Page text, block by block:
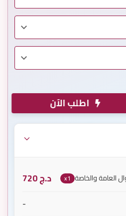
اطلب الآن
العامة والخاصة x1 د.ج
-